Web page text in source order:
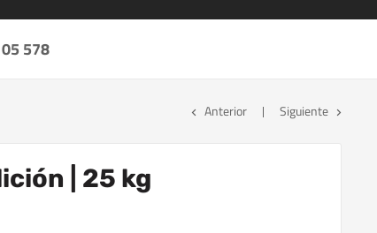
578
Anterior Siguiente
| 25 kg